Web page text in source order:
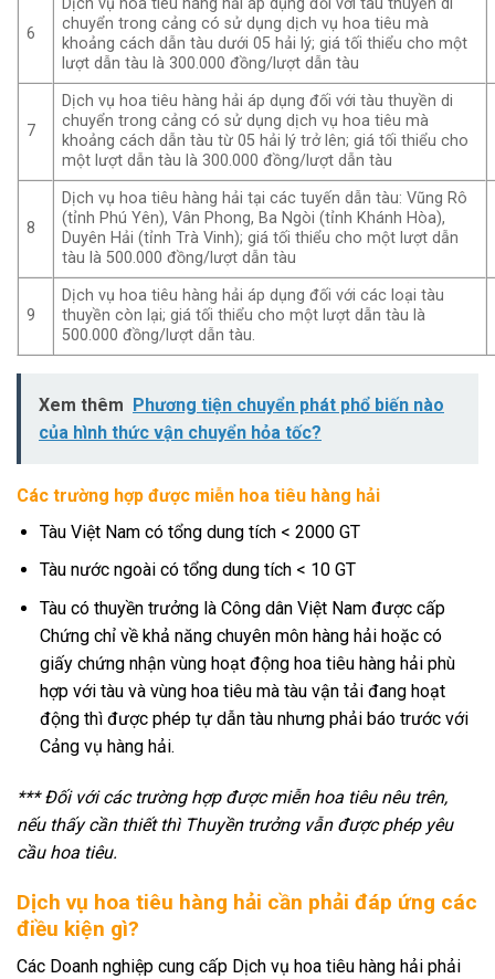
6
chuyển trong cảng có sử dụng dịch vụ hoa tiêu mà
khoảng cách dẫn tàu dưới 05 hải lý; giá tối thiểu cho một
lượt dẫn tàu là 300.000 đồng/lượt dẫn tàu
7
Dịch vụ hoa tiêu hàng hải áp dụng đối với tàu thuyền di
chuyển trong cảng có sử dụng dịch vụ hoa tiêu mà
khoảng cách dẫn tàu từ 05 hải lý trở lên; giá tối thiểu cho
một lượt dẫn tàu là 300.000 đồng/lượt dẫn tàu
8
Dịch vụ hoa tiêu hàng hải tại các tuyến dẫn tàu: Vũng Rô
(tỉnh Phú Yên), Vân Phong, Ba Ngòi (tỉnh Khánh Hòa),
Duyên Hải (tỉnh Trà Vinh); giá tối thiểu cho một lượt dẫn
tàu là 500.000 đồng/lượt dẫn tàu
9
Dịch vụ hoa tiêu hàng hải áp dụng đối với các loại tàu
thuyền còn lại; giá tối thiểu cho một lượt dẫn tàu là
500.000 đồng/lượt dẫn tàu.
Xem thêm Phương tiện chuyển phát phổ biến nào
của hình thức vận chuyển hỏa tốc?
Các trường hợp được miễn hoa tiêu hàng hải
Tàu Việt Nam có tổng dung tích < 2000 GT
Tàu nước ngoài có tổng dung tích < 10 GT
Tàu có thuyền trưởng là Công dân Việt Nam được cấp
Chứng chỉ về khả năng chuyên môn hàng hải hoặc có
giấy chứng nhận vùng hoạt động hoa tiêu hàng hải phù
hợp với tàu và vùng hoa tiêu mà tàu vận tải đang hoạt
động thì được phép tự dẫn tàu nhưng phải báo trước với
Cảng vụ hàng hải.
*** Đối với các trường hợp được miễn hoa tiêu nêu trên,
nếu thấy cần thiết thì Thuyền trưởng vẫn được phép yêu
cầu hoa tiêu.
Dịch vụ hoa tiêu hàng hải cần phải đáp ứng các
điều kiện gì?
Các Doanh nghiệp cung cấp Dịch vụ hoa tiêu hàng hải phải